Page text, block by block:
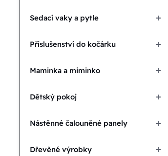
Sedací vaky a pytle
Příslušenství do kočárku
Maminka a miminko
Dětský pokoj
Nástěnné čalouněné panely
Dřevěné výrobky